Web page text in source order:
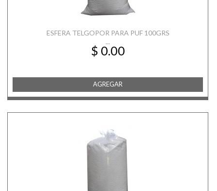
ESFERA TELGOPOR PARA PUF 100GRS
...
$ 0.00
AGREGAR